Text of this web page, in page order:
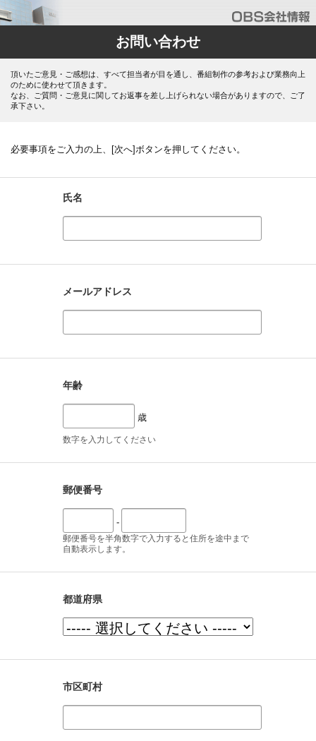
お問い合わせ
頂いたご意見・ご感想は、すべて担当者が目を通し、番組制作の参考および業務向上
のために使わせて頂きます。
なお、ご質問・ご意見に関してお返事を差し上げられない場合がありますので、ご了
承下さい。
必要事項をご入力の上、[次へ]ボタンを押してください。
氏名
メールアドレス
年齢
歳
数字を入力してください
郵便番号
-
郵便番号を半角数字で入力すると住所を途中まで
自動表示します。
都道府県
市区町村